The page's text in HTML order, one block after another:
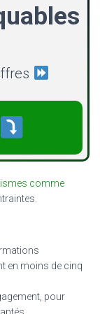
comme
en moins de cinq
pour